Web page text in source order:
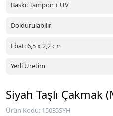
Baskı: Tampon + UV
Doldurulabilir
Ebat: 6,5 x 2,2 cm
Yerli Üretim
Siyah Taşlı Çakmak
Ürün Kodu: 15035SYH